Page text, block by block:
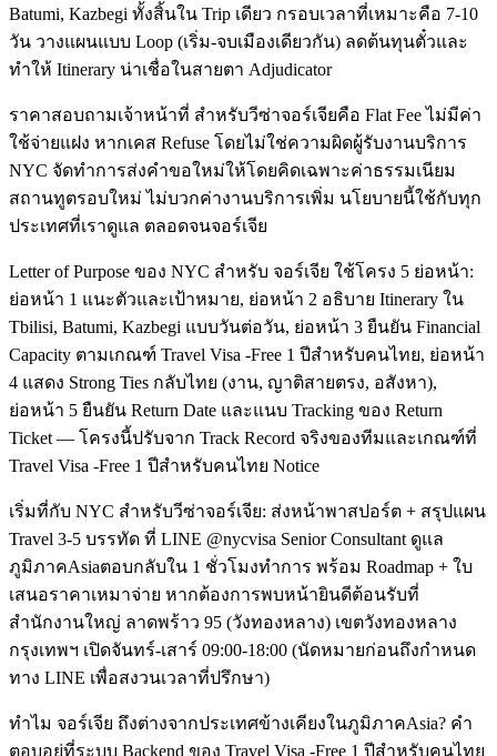
Batumi, Kazbegi ทั้งสิ้นใน Trip เดียว กรอบเวลาที่เหมาะคือ 7-10
วัน วางแผนแบบ Loop (เริ่ม-จบเมืองเดียวกัน) ลดต้นทุนตั๋วและ
ทำให้ Itinerary น่าเชื่อในสายตา Adjudicator
ราคาสอบถามเจ้าหน้าที่ สำหรับวีซ่าจอร์เจียคือ Flat Fee ไม่มีค่า
ใช้จ่ายแฝง หากเคส Refuse โดยไม่ใช่ความผิดผู้รับงานบริการ
NYC จัดทำการส่งคำขอใหม่ให้โดยคิดเฉพาะค่าธรรมเนียม
สถานทูตรอบใหม่ ไม่บวกค่างานบริการเพิ่ม นโยบายนี้ใช้กับทุก
ประเทศที่เราดูแล ตลอดจนจอร์เจีย
Letter of Purpose ของ NYC สำหรับ จอร์เจีย ใช้โครง 5 ย่อหน้า:
ย่อหน้า 1 แนะตัวและเป้าหมาย, ย่อหน้า 2 อธิบาย Itinerary ใน
Tbilisi, Batumi, Kazbegi แบบวันต่อวัน, ย่อหน้า 3 ยืนยัน Financial
Capacity ตามเกณฑ์ Travel Visa -Free 1 ปีสำหรับคนไทย, ย่อหน้า
4 แสดง Strong Ties กลับไทย (งาน, ญาติสายตรง, อสังหา),
ย่อหน้า 5 ยืนยัน Return Date และแนบ Tracking ของ Return
Ticket — โครงนี้ปรับจาก Track Record จริงของทีมและเกณฑ์ที่
Travel Visa -Free 1 ปีสำหรับคนไทย Notice
เริ่มที่กับ NYC สำหรับวีซ่าจอร์เจีย: ส่งหน้าพาสปอร์ต + สรุปแผน
Travel 3-5 บรรทัด ที่ LINE @nycvisa Senior Consultant ดูแล
ภูมิภาคAsiaตอบกลับใน 1 ชั่วโมงทำการ พร้อม Roadmap + ใบ
เสนอราคาเหมาจ่าย หากต้องการพบหน้ายินดีต้อนรับที่
สำนักงานใหญ่ ลาดพร้าว 95 (วังทองหลาง) เขตวังทองหลาง
กรุงเทพฯ เปิดจันทร์-เสาร์ 09:00-18:00 (นัดหมายก่อนถึงกำหนด
ทาง LINE เพื่อสงวนเวลาที่ปรึกษา)
ทำไม จอร์เจีย ถึงต่างจากประเทศข้างเคียงในภูมิภาคAsia? คำ
ตอบอยู่ที่ระบบ Backend ของ Travel Visa -Free 1 ปีสำหรับคนไทย